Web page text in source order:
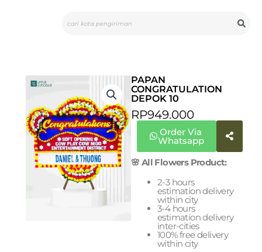
PAPAN
CONGRATULATION
DEPOK 10
RP949.000
Order Via
Whatsapp
🌸 All Flowers Product:
2-3 hours
estimation delivery
within city
3-4 hours
estimation delivery
inter-cities
100% free delivery
within city